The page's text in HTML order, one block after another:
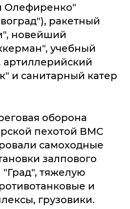
Олефиренко"
ракетный
новейший
учебный
артиллерийский
и санитарный катер
оборона
пехотой ВМС
самоходные
залпового
"Град", тяжелую
и
грузовики.